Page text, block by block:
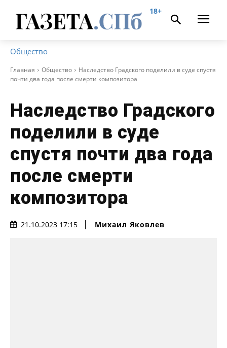
18+
Общество
Главная Общество
Наследство Градского поделили в суде спустя
почти два года после смерти композитора
Наследство Градского
поделили в суде
спустя почти два года
после смерти
композитора
21.10.2023 17:15 Михаил Яковлев